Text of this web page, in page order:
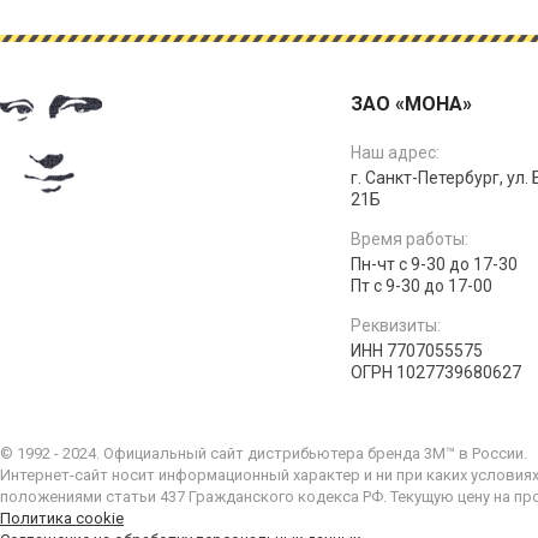
ЗАО «МОНА»
Наш адрес:
г. Санкт-Петербург,
21Б
Время работы:
Пн-чт с 9-30 до 17-30
Пт с 9-30 до 17-00
Реквизиты:
ИНН 7707055575
ОГРН 1027739680627
© 1992 - 2024. Официальный сайт дистрибьютера бренда 3M™ в России.
Интернет-сайт носит информационный характер и ни при каких
положениями статьи 437 Гражданского кодекса РФ. Текущую цену на
Политика cookie